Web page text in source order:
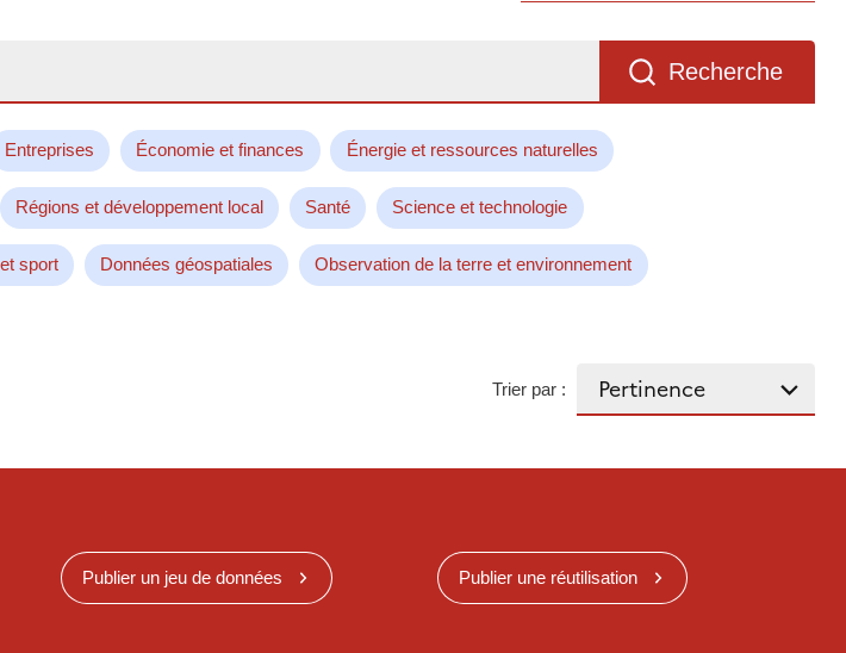
Recherche
Entreprises Économie et finances Énergie et ressources naturelles
Régions et développement local Santé Science et technologie
sport Données géospatiales Observation de la terre et environnement
Trier par :
Publier un jeu de données Publier une réutilisation